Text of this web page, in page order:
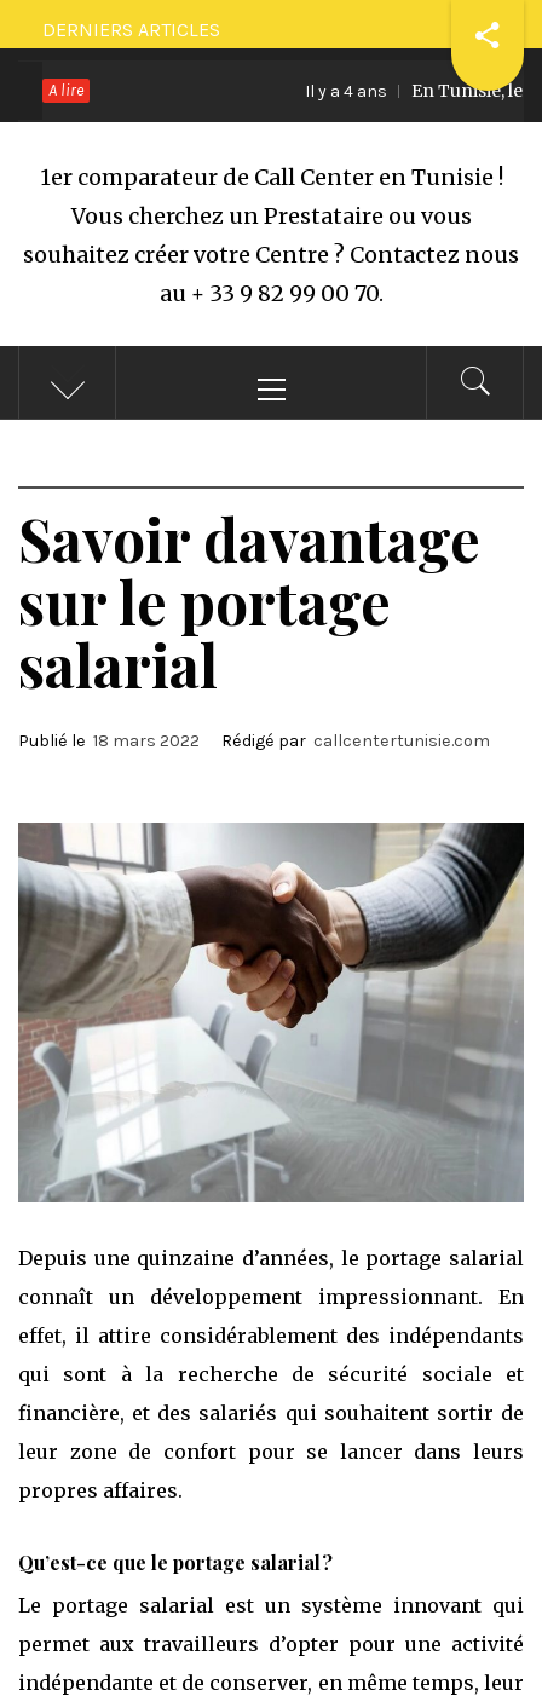
Passer
au
contenu
DERNIERS ARTICLES
A lire Il y a 4 ans En Tunisie, le
1er comparateur de Call Center en Tunisie !
Vous cherchez un Prestataire ou vous
souhaitez créer votre Centre ? Contactez nous
au + 33 9 82 99 00 70.
principal
Savoir davantage
sur le portage
salarial
Publié le 18 mars 2022 Rédigé par callcentertunisie.com
Depuis une quinzaine d’années, le portage salarial
connaît un développement impressionnant. En
effet, il attire considérablement des indépendants
qui sont à la recherche de sécurité sociale et
financière, et des salariés qui souhaitent sortir de
leur zone de confort pour se lancer dans leurs
propres affaires.
Qu’est-ce que le portage salarial ?
Le portage salarial est un système innovant qui
permet aux travailleurs d’opter pour une activité
indépendante et de conserver, en même temps, leur